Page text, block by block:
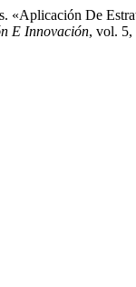
«Aplicación De
E Innovación, vol. 5,